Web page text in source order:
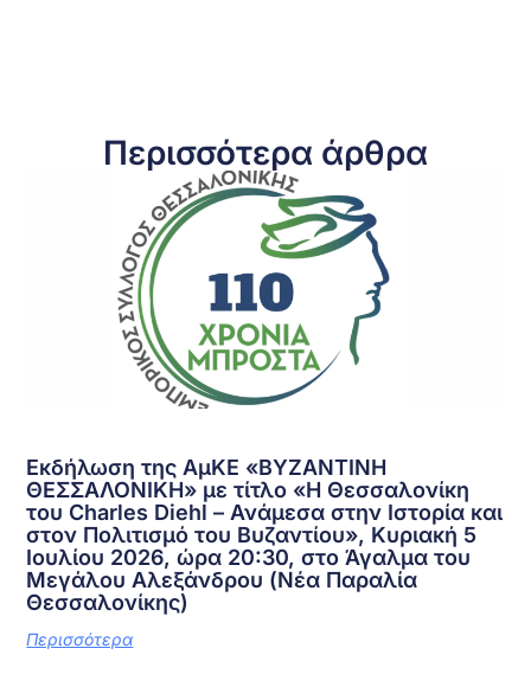
Περισσότερα άρθρα
Εκδήλωση της ΑμΚΕ «ΒΥΖΑΝΤΙΝΗ
ΘΕΣΣΑΛΟΝΙΚΗ» με τίτλο «Η Θεσσαλονίκη
του Charles Diehl – Ανάμεσα στην Ιστορία και
στον Πολιτισμό του Βυζαντίου», Κυριακή 5
Ιουλίου 2026, ώρα 20:30, στο Άγαλμα του
Μεγάλου Αλεξάνδρου (Νέα Παραλία
Θεσσαλονίκης)
Περισσότερα